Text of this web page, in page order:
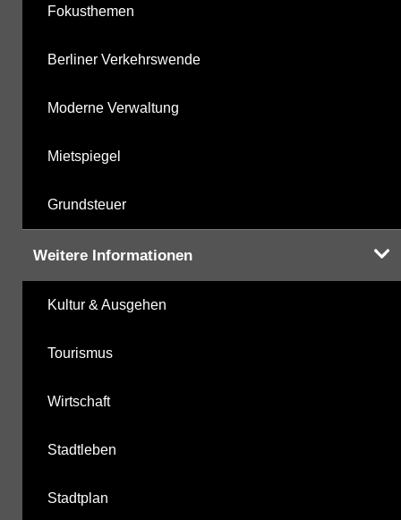
Fokusthemen
Berliner Verkehrswende
Moderne Verwaltung
Mietspiegel
Grundsteuer
Weitere Informationen
Kultur & Ausgehen
Tourismus
Wirtschaft
Stadtleben
Stadtplan